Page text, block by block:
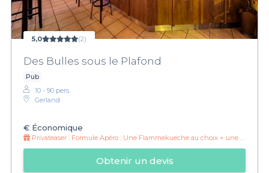
5,0 (2)
Des Bulles sous le Plafond
Pub
10 - 90 pers.
Gerland
€ Économique
Privateaser : Formule Apéro : Une Flammekueche au choix + une pinte/soft au choix à 14 euros
Obtenir un devis